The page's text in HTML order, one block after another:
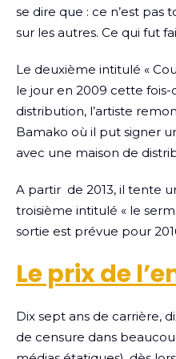
se dire que : ce n’est pas
sur les autres. Ce qui fut
Le deuxième intitulé «
le jour en 2009 cette fois-
distribution, l’artiste
Bamako où il put signer
avec une maison de
A partir de 2013, il tente
troisième intitulé « le
sortie est prévue pour
Le prix de
Dix sept ans de carrière,
de censure dans